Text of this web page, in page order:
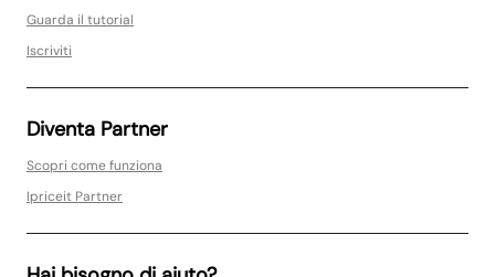
Guarda il tutorial
Iscriviti
Diventa Partner
Scopri come funziona
Ipriceit Partner